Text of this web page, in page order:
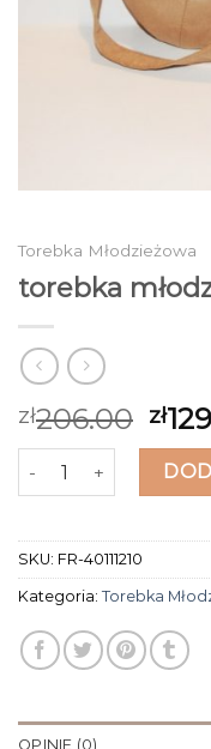
Torebka Młodzieżowa
torebka
zł206.00 zł
ilość torebka
SKU: FR-40111210
Kategoria: Torebka
OPINIE (0)